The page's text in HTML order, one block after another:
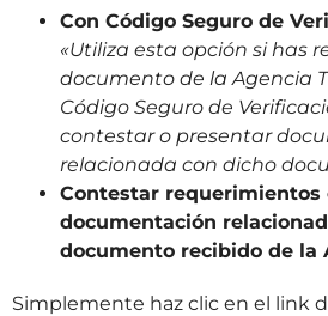
Con Código Seguro de
«Utiliza esta opción si has
documento de la Agencia
Código Seguro de
contestar o presentar
relacionada con dicho
Contestar requerimientos
documentación
documento recibido de la
Simplemente haz clic en el link